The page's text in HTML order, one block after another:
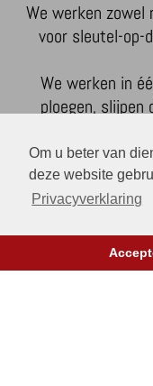
Om u beter van
deze website
Privacyverklaring
We werken
voor sleutel-op-
We werken in
ploegen, slijpen
beschadigen
woning of
meerwaarde